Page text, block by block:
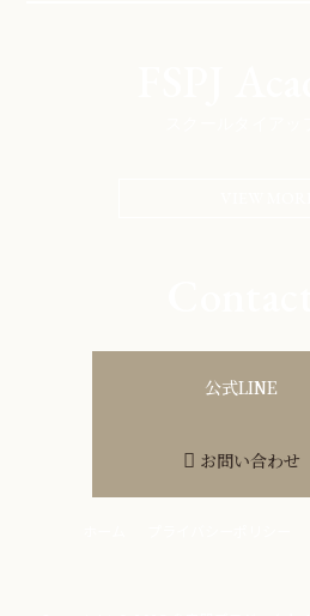
公式LINE
お問い合わせ